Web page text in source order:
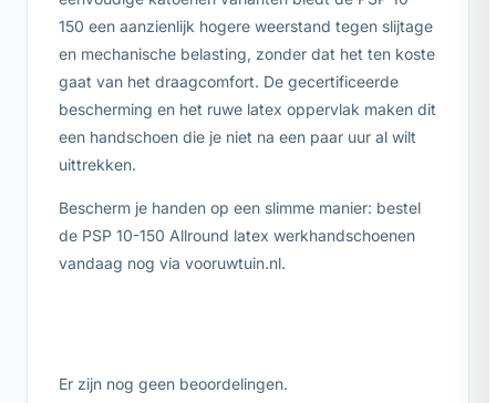
150 een aanzienlijk hogere weerstand tegen slijtage
en mechanische belasting, zonder dat het ten koste
gaat van het draagcomfort. De gecertificeerde
bescherming en het ruwe latex oppervlak maken dit
een handschoen die je niet na een paar uur al wilt
uittrekken.
Bescherm je handen op een slimme manier: bestel
de PSP 10-150 Allround latex werkhandschoenen
vandaag nog via vooruwtuin.nl.
Er zijn nog geen beoordelingen.